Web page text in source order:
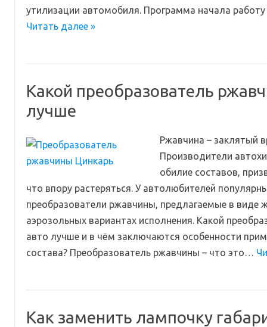
утилизации автомобиля. Программа начала
Читать далее »
Какой преобразователь
лучше
Ржавчина – заклятый
Производители
обилие составов,
что впору растеряться. У автолюбителей
преобразователи ржавчины, предлагаемые в виде
аэрозольных вариантах исполнения. Какой
авто лучше и в чём заключаются особенности
состава? Преобразователь ржавчины – что это…
Как заменить лампочку